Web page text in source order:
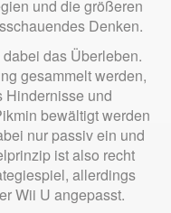
und die größeren
Denken.
das Überleben.
gesammelt werden,
Hindernisse und
bewältigt werden
nur passiv ein und
ist also recht
allerdings
Wii U angepasst.